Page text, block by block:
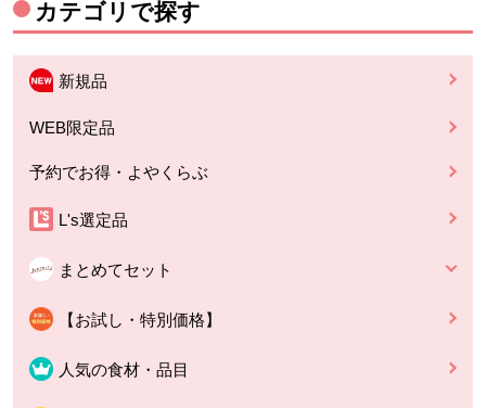
カテゴリで探す
新規品
WEB限定品
予約でお得・よやくらぶ
L's選定品
まとめてセット
【お試し・特別価格】
人気の食材・品目